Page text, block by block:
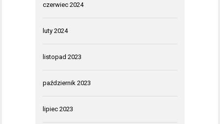
czerwiec 2024
luty 2024
listopad 2023
październik 2023
lipiec 2023